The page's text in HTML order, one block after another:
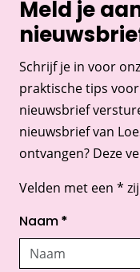
Meld je
Schrijf je in voor
praktische tips
nieuwsbrief
nieuwsbrief van
ontvangen? Deze
Velden met een *
Naam *